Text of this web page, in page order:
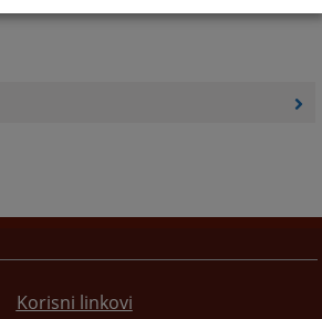
Korisni linkovi